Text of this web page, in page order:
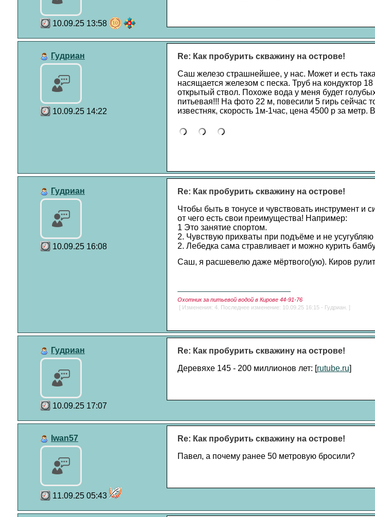
10.09.25 13:58
Гудриан
10.09.25 14:22
Re: Как пробурить скважину на острове!
Саш железо страшнейшее, у нас. Может и есть
насящается железом с песка. Труб на кондуктор
открытый ствол. Похоже вода у меня будет
питьевая!!! На фото 22 м, повесили 5 гирь сейчас
известняк, скорость 1м-1час, цена 4500 р за метр.
Гудриан
10.09.25 16:08
Re: Как пробурить скважину на острове!
Чтобы быть в тонусе и чувствовать инструмент и
от чего есть свои преимущества! Например:
1 Это занятие спортом.
2. Чувствую прихваты при подъёме и не
2. Лебедка сама стравливает и можно курить
Саш, я расшевелю даже мёртвого(ую). Киров
Охотник за питьевой водой в Кирове 44-91-76
[ Изменения: 4. Последнее изменение: 10.09.25 16:15 - Гудриан. ]
Гудриан
10.09.25 17:07
Re: Как пробурить скважину на острове!
Деревяхе 145 - 200 миллионов лет: [rutube.ru]
Iwan57
11.09.25 05:43
Re: Как пробурить скважину на острове!
Павел, а почему ранее 50 метровую бросили?